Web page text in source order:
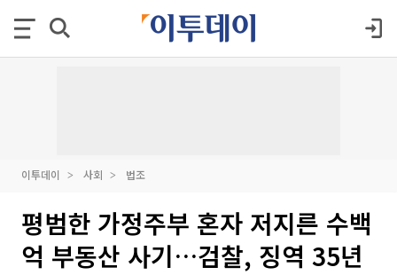
이투데이 사회 법조
평범한 가정주부 혼자 저지른 수백
억 부동산 사기…검찰, 징역 35년